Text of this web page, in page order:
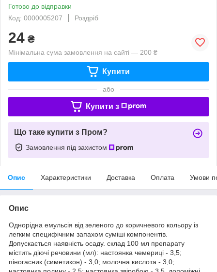
Готово до відправки
Код: 0000005207
Роздріб
24 ₴
Мінімальна сума замовлення на сайті — 200 ₴
Купити
або
Купити з
Що таке купити з Пром?
Замовлення під захистом
Опис Характеристики Доставка Оплата Умови
Опис
Однорідна емульсія від зеленого до коричневого кольору із
легким специфічним запахом суміші компонентів.
Допускається наявність осаду. склад 100 мл препарату
містить діючі речовини (мл): настоянка чемериці - 3,5;
піногасник (симетикон) - 3,0; молочна кислота - 3,0;